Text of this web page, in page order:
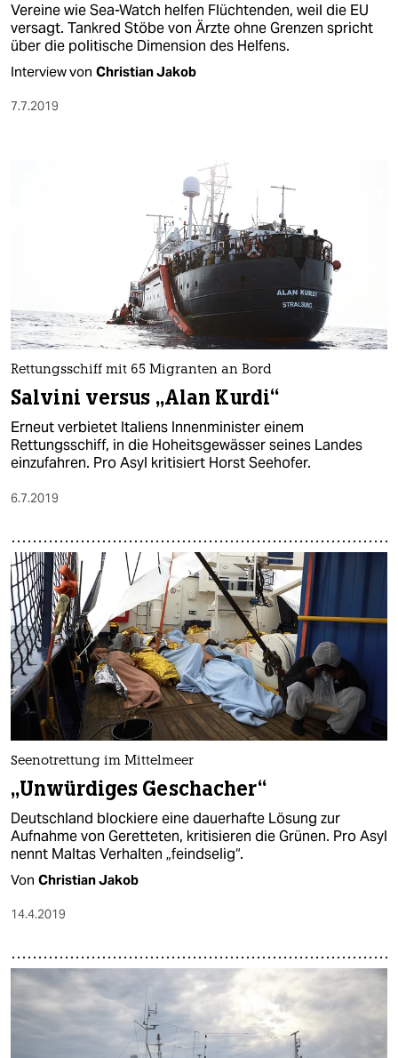
Vereine wie Sea-Watch helfen Flüchtenden, weil die EU
versagt. Tankred Stöbe von Ärzte ohne Grenzen spricht
über die politische Dimension des Helfens.
Interview von Christian Jakob
7.7.2019
Rettungsschiff mit 65 Migranten an Bord
Salvini versus „Alan Kurdi“
Erneut verbietet Italiens Innenminister einem
Rettungsschiff, in die Hoheitsgewässer seines Landes
einzufahren. Pro Asyl kritisiert Horst Seehofer.
6.7.2019
Seenotrettung im Mittelmeer
„Unwürdiges Geschacher“
Deutschland blockiere eine dauerhafte Lösung zur
Aufnahme von Geretteten, kritisieren die Grünen. Pro Asyl
nennt Maltas Verhalten „feindselig“.
Von Christian Jakob
14.4.2019